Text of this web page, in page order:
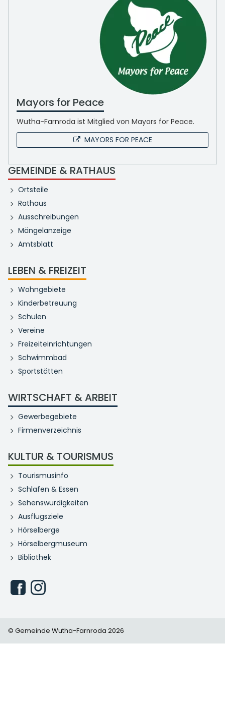
Mayors for Peace
Wutha-Farnroda ist Mitglied von Mayors for Peace.
MAYORS FOR PEACE
GEMEINDE & RATHAUS
Ortsteile
Rathaus
Ausschreibungen
Mängelanzeige
Amtsblatt
LEBEN & FREIZEIT
Wohngebiete
Kinderbetreuung
Schulen
Vereine
Freizeiteinrichtungen
Schwimmbad
Sportstätten
WIRTSCHAFT & ARBEIT
Gewerbegebiete
Firmenverzeichnis
KULTUR & TOURISMUS
Tourismusinfo
Schlafen & Essen
Sehenswürdigkeiten
Ausflugsziele
Hörselberge
Hörselbergmuseum
Bibliothek
© Gemeinde Wutha-Farnroda 2026